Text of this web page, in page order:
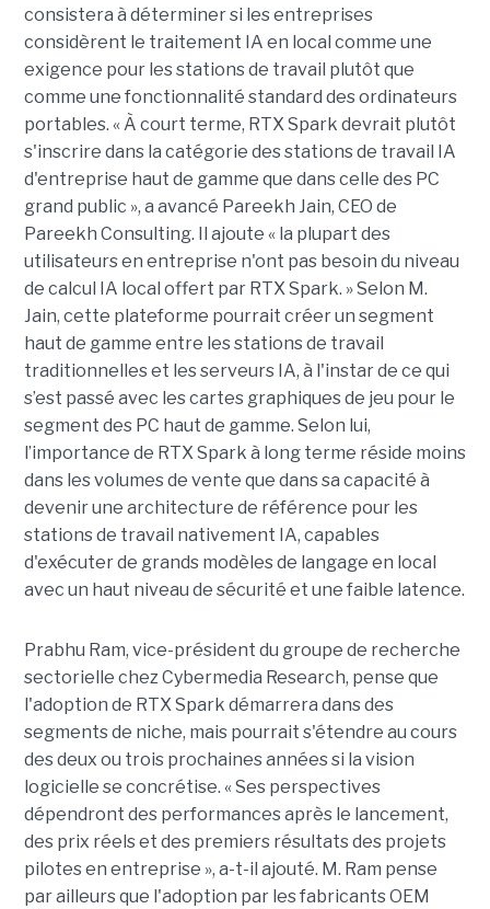
consistera à déterminer si les entreprises
considèrent le traitement IA en local comme une
exigence pour les stations de travail plutôt que
comme une fonctionnalité standard des ordinateurs
portables. « À court terme, RTX Spark devrait plutôt
s'inscrire dans la catégorie des stations de travail IA
d'entreprise haut de gamme que dans celle des PC
grand public », a avancé Pareekh Jain, CEO de
Pareekh Consulting. Il ajoute « la plupart des
utilisateurs en entreprise n'ont pas besoin du niveau
de calcul IA local offert par RTX Spark. » Selon M.
Jain, cette plateforme pourrait créer un segment
haut de gamme entre les stations de travail
traditionnelles et les serveurs IA, à l'instar de ce qui
s’est passé avec les cartes graphiques de jeu pour le
segment des PC haut de gamme. Selon lui,
l’importance de RTX Spark à long terme réside moins
dans les volumes de vente que dans sa capacité à
devenir une architecture de référence pour les
stations de travail nativement IA, capables
d'exécuter de grands modèles de langage en local
avec un haut niveau de sécurité et une faible latence.
Prabhu Ram, vice-président du groupe de recherche
sectorielle chez Cybermedia Research, pense que
l'adoption de RTX Spark démarrera dans des
segments de niche, mais pourrait s'étendre au cours
des deux ou trois prochaines années si la vision
logicielle se concrétise. « Ses perspectives
dépendront des performances après le lancement,
des prix réels et des premiers résultats des projets
pilotes en entreprise », a-t-il ajouté. M. Ram pense
par ailleurs que l'adoption par les fabricants OEM